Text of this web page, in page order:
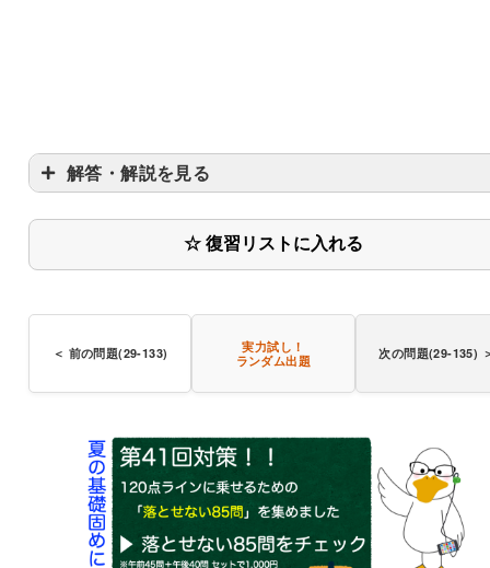
解答・解説を見る
立位か座位
☆ 復習リストに入れる
＜ 前の問題(29-133)
実力試し！
ランダム出題
次の問題(29-135)